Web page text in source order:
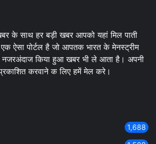
के साथ हर बड़ी खबर आपको यहां मिल पाती
ऐसा पोर्टल है जो आपतक भारत के मेनस्ट्रीम
या नजरअंदाज किया हुआ खबर भी ले आता है। अपनी
करवाने क लिए हमें मेल करे।
1,688